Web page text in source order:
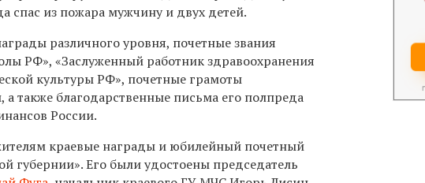
спас из пожара мужчину и двух детей.
различного уровня, почетные звания
РФ», «Заслуженный работник здравоохранения
культуры РФ», почетные грамоты
а также благодарственные письма его полпреда
России.
краевые награды и юбилейный почетный
губернии». Его были удостоены председатель